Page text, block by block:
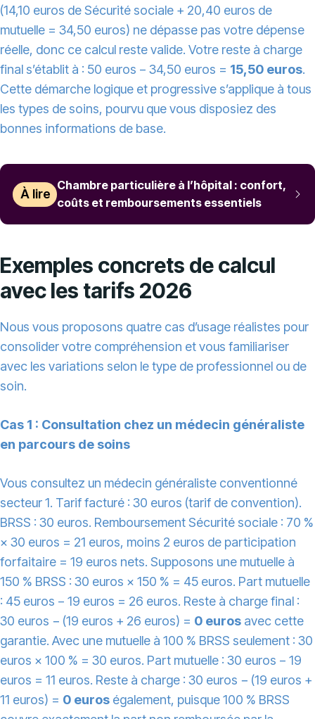
(14,10 euros de Sécurité sociale + 20,40 euros de
mutuelle = 34,50 euros) ne dépasse pas votre dépense
réelle, donc ce calcul reste valide. Votre reste à charge
final s’établit à : 50 euros − 34,50 euros = 15,50 euros.
Cette démarche logique et progressive s’applique à tous
les types de soins, pourvu que vous disposiez des
bonnes informations de base.
À lire
Chambre particulière à l’hôpital : confort,
coûts et remboursements essentiels
Exemples concrets de calcul
avec les tarifs 2026
Nous vous proposons quatre cas d’usage réalistes pour
consolider votre compréhension et vous familiariser
avec les variations selon le type de professionnel ou de
soin.
Cas 1 : Consultation chez un médecin généraliste
en parcours de soins
Vous consultez un médecin généraliste conventionné
secteur 1. Tarif facturé : 30 euros (tarif de convention).
BRSS : 30 euros. Remboursement Sécurité sociale : 70 %
× 30 euros = 21 euros, moins 2 euros de participation
forfaitaire = 19 euros nets. Supposons une mutuelle à
150 % BRSS : 30 euros × 150 % = 45 euros. Part mutuelle
: 45 euros − 19 euros = 26 euros. Reste à charge final :
30 euros − (19 euros + 26 euros) = 0 euros avec cette
garantie. Avec une mutuelle à 100 % BRSS seulement : 30
euros × 100 % = 30 euros. Part mutuelle : 30 euros − 19
euros = 11 euros. Reste à charge : 30 euros − (19 euros +
11 euros) = 0 euros également, puisque 100 % BRSS